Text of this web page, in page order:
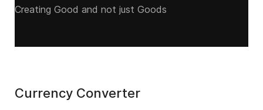
Creating Good and not just Goods
Currency Converter